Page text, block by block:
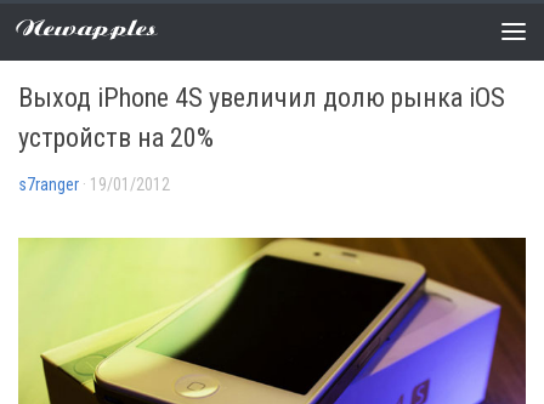
Newapples
НОВОСТИ 0 COMMENTS
Выход iPhone 4S увеличил долю рынка iOS
устройств на 20%
s7ranger · 19/01/2012